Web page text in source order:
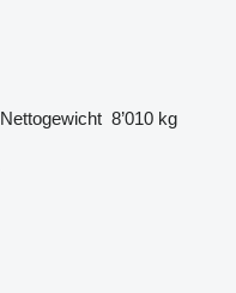
Nettogewicht 8’010 kg